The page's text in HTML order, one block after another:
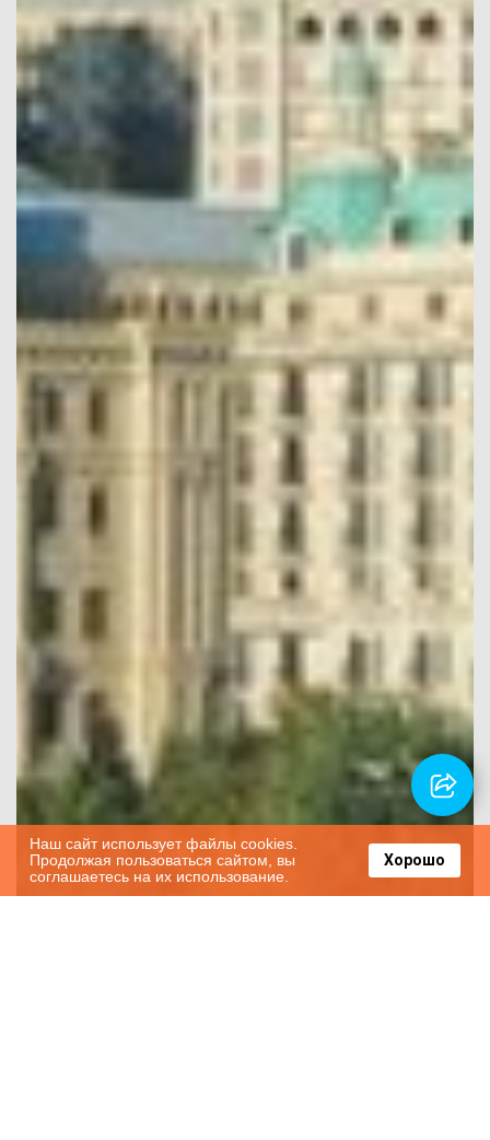
Наш сайт использует файлы cookies.
Продолжая пользоваться сайтом, вы
соглашаетесь на их использование.
Хорошо